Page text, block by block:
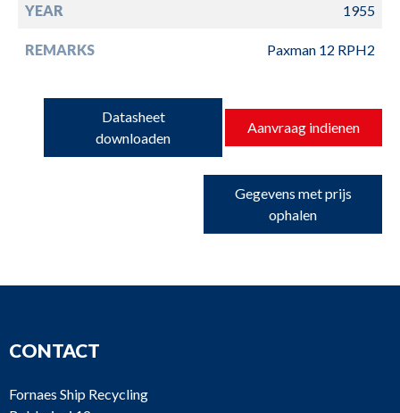
YEAR 1955
REMARKS Paxman 12 RPH2
Datasheet
downloaden
Aanvraag indienen
Gegevens met prijs
ophalen
CONTACT
Fornaes Ship Recycling